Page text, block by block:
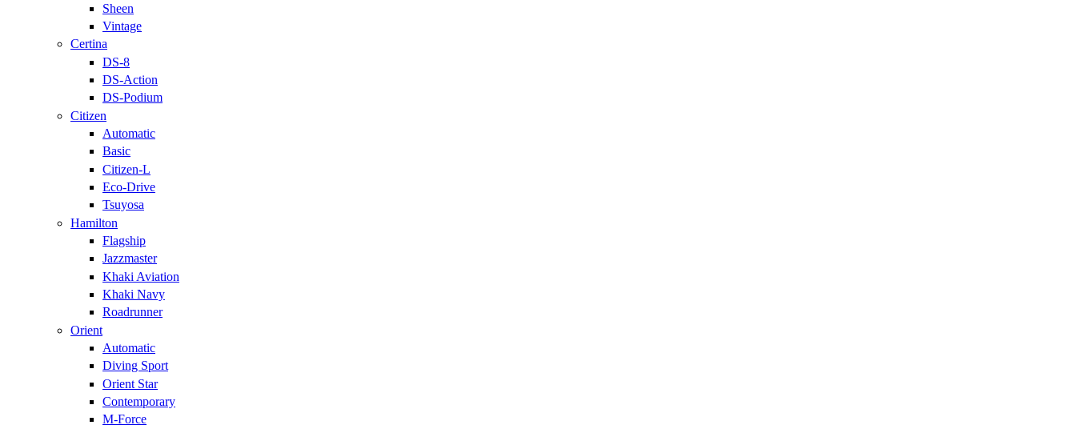
Sheen
Vintage
Certina
DS-8
DS-Action
DS-Podium
Citizen
Automatic
Basic
Citizen-L
Eco-Drive
Tsuyosa
Hamilton
Flagship
Jazzmaster
Khaki Aviation
Khaki Navy
Roadrunner
Orient
Automatic
Diving Sport
Orient Star
Contemporary
M-Force